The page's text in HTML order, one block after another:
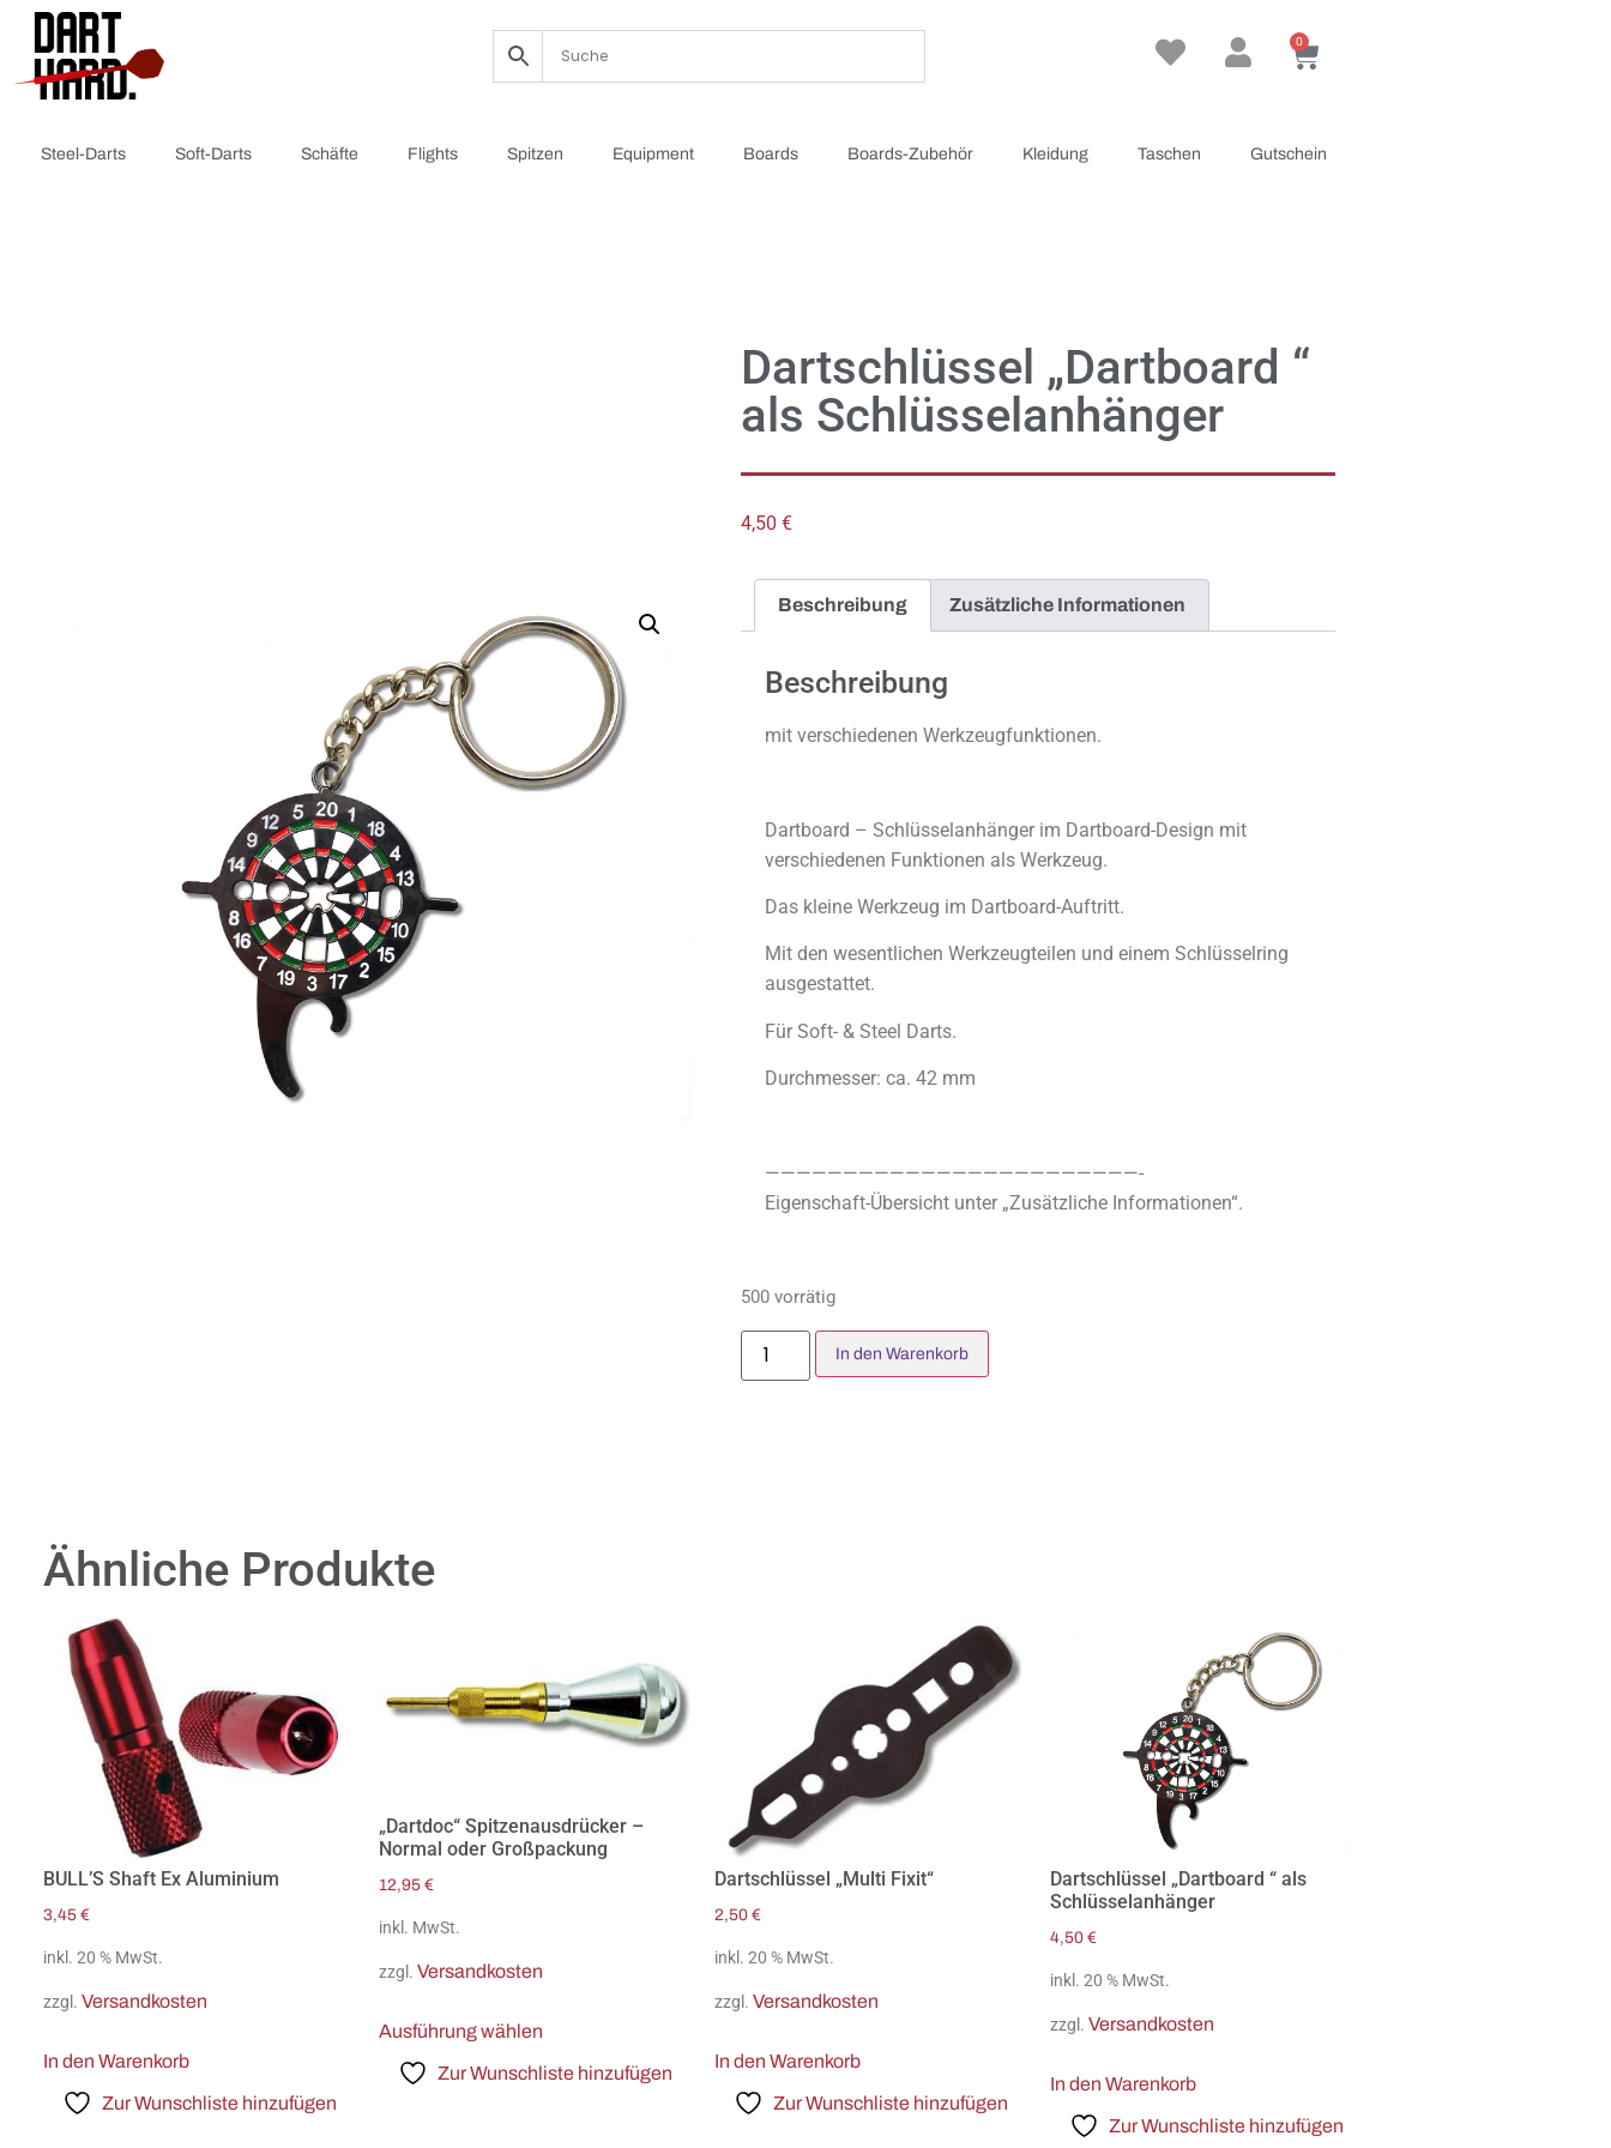
0
Steel-Darts Soft-Darts Schäfte Flights Spitzen Equipment Boards Boards-Zubehör Kleidung Taschen Gutschein
Dartschlüssel „Dartboard “
als Schlüsselanhänger
4,50 €
Beschreibung Zusätzliche Informationen
Beschreibung
mit verschiedenen Werkzeugfunktionen.
Dartboard – Schlüsselanhänger im Dartboard-Design mit
verschiedenen Funktionen als Werkzeug.
Das kleine Werkzeug im Dartboard-Auftritt.
Mit den wesentlichen Werkzeugteilen und einem Schlüsselring
ausgestattet.
Für Soft- & Steel Darts.
Durchmesser: ca. 42 mm
————————————————————————-
Eigenschaft-Übersicht unter „Zusätzliche Informationen“.
500 vorrätig
In den Warenkorb
Ähnliche Produkte
BULL’S Shaft Ex Aluminium
3,45 €
inkl. 20 % MwSt.
zzgl. Versandkosten
In den Warenkorb
Zur Wunschliste hinzufügen
„Dartdoc“ Spitzenausdrücker –
Normal oder Großpackung
12,95 €
inkl. MwSt.
zzgl. Versandkosten
Ausführung wählen
Zur Wunschliste hinzufügen
Dartschlüssel „Multi Fixit“
2,50 €
inkl. 20 % MwSt.
zzgl. Versandkosten
In den Warenkorb
Zur Wunschliste hinzufügen
Dartschlüssel „Dartboard “ als
Schlüsselanhänger
4,50 €
inkl. 20 % MwSt.
zzgl. Versandkosten
In den Warenkorb
Zur Wunschliste hinzufügen